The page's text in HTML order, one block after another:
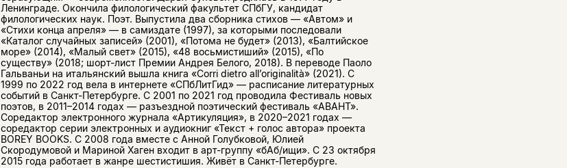
Ленинграде. Окончила филологический факультет СПбГУ, кандидат
филологических наук. Поэт. Выпустила два сборника стихов — «Автом» и
«Стихи конца апреля» — в самиздате (1997), за которыми последовали
«Каталог случайных записей» (2001), «Потома не будет» (2013), «Балтийское
море» (2014), «Малый свет» (2015), «48 восьмистиший» (2015), «По
существу» (2018; шорт-лист Премии Андрея Белого, 2018). В переводе Паоло
Гальваньи на итальянский вышла книга «Corri dietro all’originalità» (2021). С
1999 по 2022 год вела в интернете «СПбЛитГид» — расписание литературных
событий в Санкт-Петербурге. С 2001 по 2021 год проводила Фестиваль новых
поэтов, в 2011–2014 годах — разъездной поэтический фестиваль «АВАНТ».
Соредактор электронного журнала «Артикуляция», в 2020–2021 годах —
соредактор серии электронных и аудиокниг «Текст + голос автора» проекта
BOREY BOOKS. С 2008 года вместе с Анной Голубковой, Юлией
Скородумовой и Мариной Хаген входит в арт-группу «бАб/ищи». С 23 октября
2015 года работает в жанре шестистишия. Живёт в Санкт-Петербурге.